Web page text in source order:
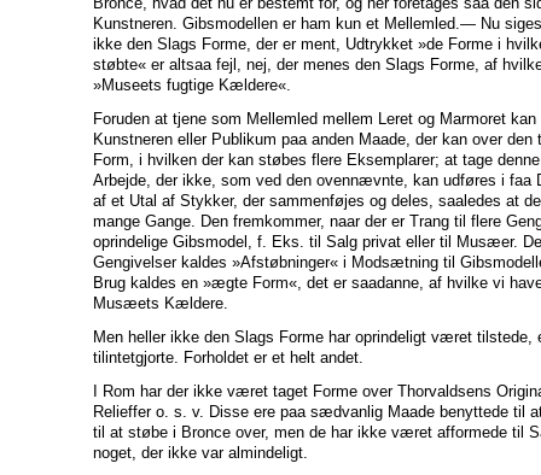
Kunstneren. Gibsmodellen er ham kun et Mellemled.— Nu
ikke den Slags Forme, der er ment, Udtrykket »de Forme i
støbte« er altsaa fejl, nej, der menes den Slags Forme, af
»Museets fugtige Kældere«.
Foruden at tjene som Mellemled mellem Leret og Marmoret
Kunstneren eller Publikum paa anden Maade, der kan over
Form, i hvilken der kan støbes flere Eksemplarer; at tage
Arbejde, der ikke, som ved den ovennævnte, kan udføres i faa
af et Utal af Stykker, der sammenføjes og deles, saaledes at
mange Gange. Den fremkommer, naar der er Trang til flere
oprindelige Gibsmodel, f. Eks. til Salg privat eller til Musæer.
Gengivelser kaldes »Afstøbninger« i Modsætning til
Brug kaldes en »ægte Form«, det er saadanne, af hvilke vi
Musæets Kældere.
Men heller ikke den Slags Forme har oprindeligt været tilstede,
tilintetgjorte. Forholdet er et helt andet.
I Rom har der ikke været taget Forme over Thorvaldsens
Relieffer o. s. v. Disse ere paa sædvanlig Maade benyttede til
til at støbe i Bronce over, men de har ikke været afformede til
noget, der ikke var almindeligt.